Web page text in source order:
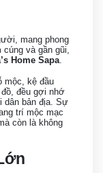
mang phong
và gần gũi,
Home Sapa.
kệ đầu
đều gợi nhớ
dân bản địa. Sự
trí mộc mạc
còn là không